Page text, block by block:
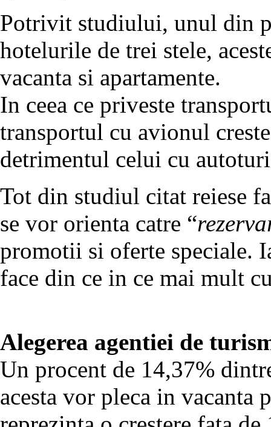
Potrivit studiului, unul din
hotelurile de trei stele,
vacanta si apartamente.
In ceea ce priveste
transportul cu avionul
detrimentul celui cu
Tot din studiul citat reiese
se vor orienta catre “
promotii si oferte speciale.
face din ce in ce mai mult
Alegerea agentiei de
Un procent de 14,37%
acesta vor pleca in vacanta